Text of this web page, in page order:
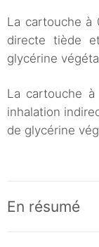
La cartouche à
directe tiède
glycérine
La cartouche
inhalation
de glycérine
En résumé